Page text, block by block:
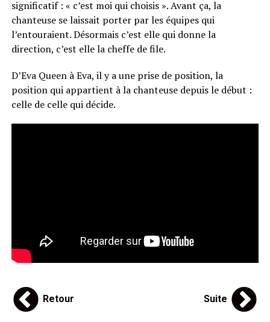
significatif : « c’est moi qui choisis ». Avant ça, la
chanteuse se laissait porter par les équipes qui
l’entouraient. Désormais c’est elle qui donne la
direction, c’est elle la cheffe de file.
D’Eva Queen à Eva, il y a une prise de position, la
position qui appartient à la chanteuse depuis le début :
celle de celle qui décide.
Retour Suite